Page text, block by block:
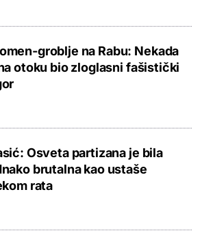
groblje na Rabu: Nekada
otoku bio zloglasni fašistički
Osveta partizana je bila
brutalna kao ustaše
rata